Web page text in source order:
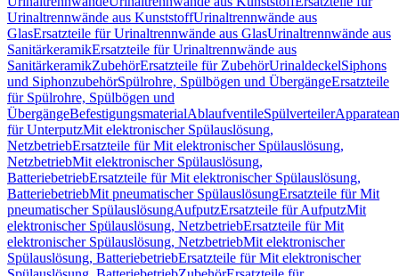
Urinaltrennwände aus KunststoffUrinaltrennwände aus
GlasErsatzteile für Urinaltrennwände aus GlasUrinaltrennwände aus
SanitärkeramikErsatzteile für Urinaltrennwände aus
SanitärkeramikZubehörErsatzteile für ZubehörUrinaldeckelSiphons
und SiphonzubehörSpülrohre, Spülbögen und ÜbergängeErsatzteile
für Spülrohre, Spülbögen und
ÜbergängeBefestigungsmaterialAblaufventileSpülverteiler
für UnterputzMit elektronischer Spülauslösung,
NetzbetriebErsatzteile für Mit elektronischer Spülauslösung,
NetzbetriebMit elektronischer Spülauslösung,
BatteriebetriebErsatzteile für Mit elektronischer Spülauslösung,
BatteriebetriebMit pneumatischer SpülauslösungErsatzteile für Mit
pneumatischer SpülauslösungAufputzErsatzteile für AufputzMit
elektronischer Spülauslösung, NetzbetriebErsatzteile für Mit
elektronischer Spülauslösung, NetzbetriebMit elektronischer
Spülauslösung, BatteriebetriebErsatzteile für Mit elektronischer